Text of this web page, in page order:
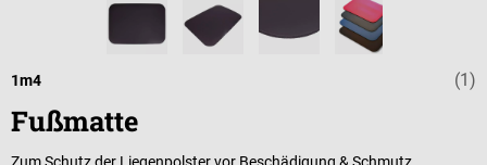
(1)
1m4
Fußmatte
Zum Schutz der Liegenpolster vor Beschädigung & Schmutz